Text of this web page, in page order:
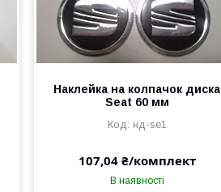
Наклейка на колпачок диска
Seat 60 мм
нд-se1
107,04 ₴/комплект
В наявності